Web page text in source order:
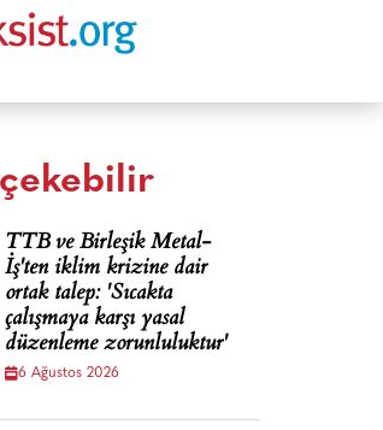
TTB ve Birleşik Metal-
İş'ten iklim krizine dair
ortak talep: 'Sıcakta
çalışmaya karşı yasal
düzenleme zorunluluktur'
6 Ağustos 2026